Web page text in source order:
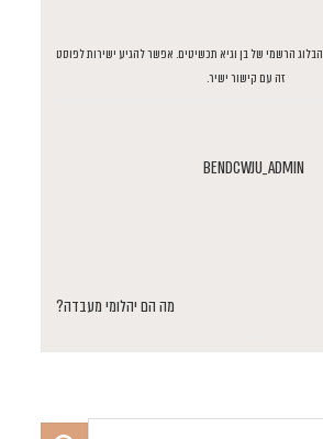
הבלוג הרשמי של בן וגיא תכשיטים. אפשר להגיע ישירות לפוסט
זהעם קישור ישיר.
BENDCWJU_ADMIN
מה הם יהלומי מעבדה?